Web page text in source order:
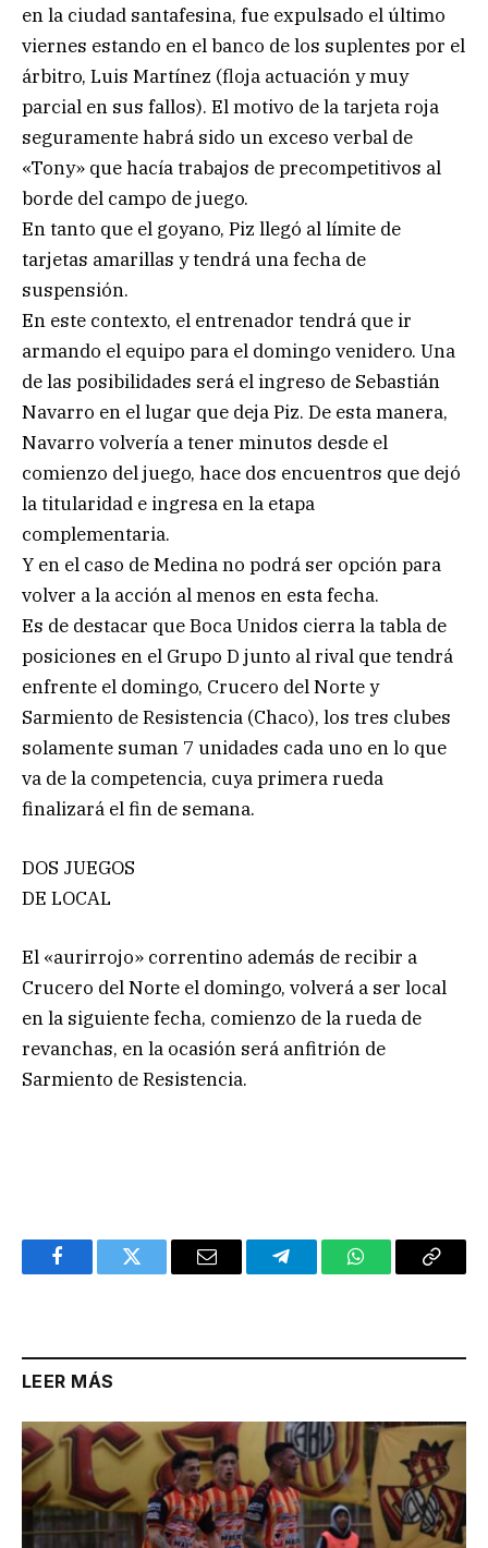
en la ciudad santafesina, fue expulsado el último
viernes estando en el banco de los suplentes por el
árbitro, Luis Martínez (floja actuación y muy
parcial en sus fallos). El motivo de la tarjeta roja
seguramente habrá sido un exceso verbal de
«Tony» que hacía trabajos de precompetitivos al
borde del campo de juego.
En tanto que el goyano, Piz llegó al límite de
tarjetas amarillas y tendrá una fecha de
suspensión.
En este contexto, el entrenador tendrá que ir
armando el equipo para el domingo venidero. Una
de las posibilidades será el ingreso de Sebastián
Navarro en el lugar que deja Piz. De esta manera,
Navarro volvería a tener minutos desde el
comienzo del juego, hace dos encuentros que dejó
la titularidad e ingresa en la etapa
complementaria.
Y en el caso de Medina no podrá ser opción para
volver a la acción al menos en esta fecha.
Es de destacar que Boca Unidos cierra la tabla de
posiciones en el Grupo D junto al rival que tendrá
enfrente el domingo, Crucero del Norte y
Sarmiento de Resistencia (Chaco), los tres clubes
solamente suman 7 unidades cada uno en lo que
va de la competencia, cuya primera rueda
finalizará el fin de semana.
DOS JUEGOS
DE LOCAL
El «aurirrojo» correntino además de recibir a
Crucero del Norte el domingo, volverá a ser local
en la siguiente fecha, comienzo de la rueda de
revanchas, en la ocasión será anfitrión de
Sarmiento de Resistencia.
FacebookTwitter Email TelegramWhatsAppCopy
LEER MÁS